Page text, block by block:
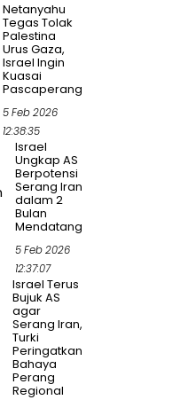
Netanyahu
Tegas Tolak
Palestina
Urus Gaza,
Israel Ingin
Kuasai
Pascaperang
5 Feb 2026
12:38:35
Israel
Ungkap AS
Berpotensi
Serang Iran
dalam 2
Bulan
Mendatang
5 Feb 2026
12:37:07
Israel Terus
Bujuk AS
agar
Serang Iran,
Turki
Peringatkan
Bahaya
Perang
Regional